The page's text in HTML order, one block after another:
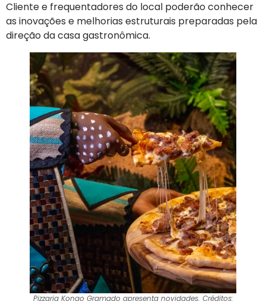
Cliente e frequentadores do local poderão conhecer
as inovações e melhorias estruturais preparadas pela
direção da casa gastronômica.
Pizzaria Kongo Gramado apresenta novidades. Créditos: